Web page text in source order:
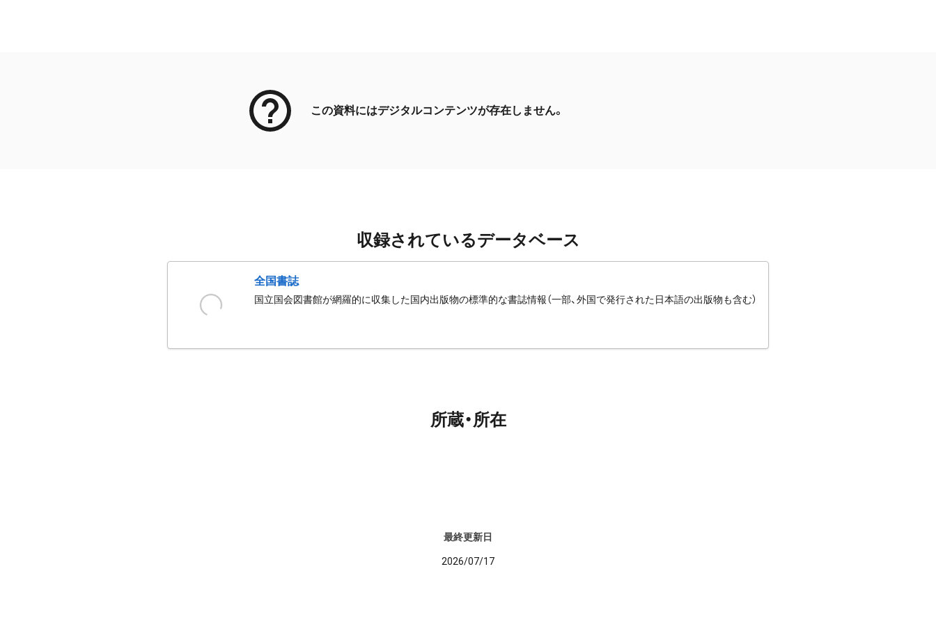
この資料にはデジタルコンテンツが存在しません。
収録されているデータベース
全国書誌
国立国会図書館が網羅的に収集した国内出版物の標準的な書誌情報（一部、外国で発行された日本語の出版物も含む）
所蔵・所在
最終更新日
2026/07/17